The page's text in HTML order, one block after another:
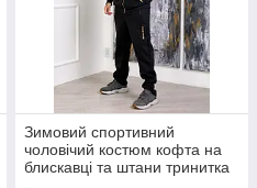
Зимовий спортивний
чоловічий костюм кофта на
блискавці та штани тринитка